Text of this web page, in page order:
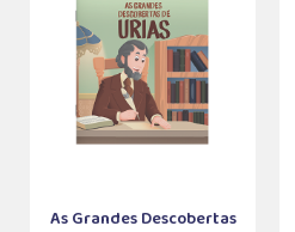
As Grandes Descobertas